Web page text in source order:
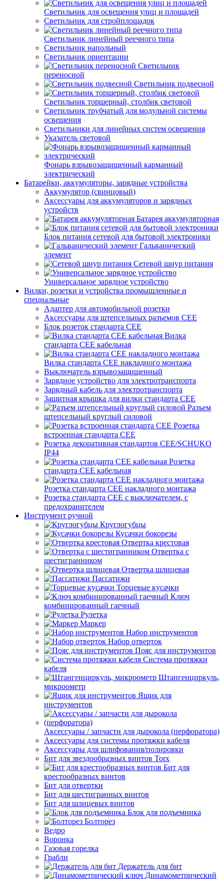
Светильник для освещения улиц и площадей
Светильник для стройплощадок
Светильник линейный реечного типа
Светильник напольный
Светильник ориентации
Светильник
переносной
Светильник подвесной
Светильник торшерный, столбик световой
Светильник трубчатый для модульной системы
освещения
Светильники для линейных систем освещения
Указатель световой
Фонарь взрывозащищенный карманный
электрический
Батарейки, аккумуляторы, зарядные устройства
Аккумулятор (свинцовый)
Аксессуары для аккумуляторов и зарядных
устройств
Батарея аккумуляторная
Блок питания сетевой для бытовой электроники
Гальванический
элемент
Сетевой шнур питания
Универсальное зарядное устройство
Вилки, розетки и устройства промышленные и
специальные
Адаптер для автомобильной розетки
Аксессуары для штепсельных разъемов CEE
Блок розеток стандарта CEE
Вилка
стандарта CEE кабельная
Вилка стандарта CEE накладного монтажа
Выключатель взрывозащищенный
Зарядное устройство для электротранспорта
Зарядный кабель для электротранспорта
Защитная крышка для вилки стандарта CEE
Разъем
штепсельный круглый силовой
Розетка
встроенная стандарта CEE
Розетка декоративная стандартов CEE/SCHUKO
IP44
Розетка
стандарта СЕЕ кабельная
Розетка стандарта СЕЕ накладного монтажа
Розетка стандарта СЕЕ с выключателем, с
предохранителем
Инструмент ручной
Круглогубцы
Кусачки бокорезы
Отвертка крестовая
Отвертка с
шестигранником
Отвертка шлицевая
Пассатижи
Торцевые кусачки
Ключ
комбинированный гаечный
Рулетка
Маркер
Набор инструментов
Набор отверток
Пояс для инструментов
Система протяжки
кабеля
Штангенциркуль,
микроометр
Ящик для
инструментов
Аксессуары / запчасти для дырокола (перфоратора)
Аксессуары для системы протяжки кабеля
Аксессуары для шлифования/полировки
Бит для звездообразных винтов Torx
Бит для
крестообразных винтов
Бит для отвертки
Бит для шестигранных винтов
Бит для шлицевых винтов
Блок для подъемника
Болторез
Ведро
Воронка
Газовая горелка
Грабли
Держатель для бит
Динамометрический